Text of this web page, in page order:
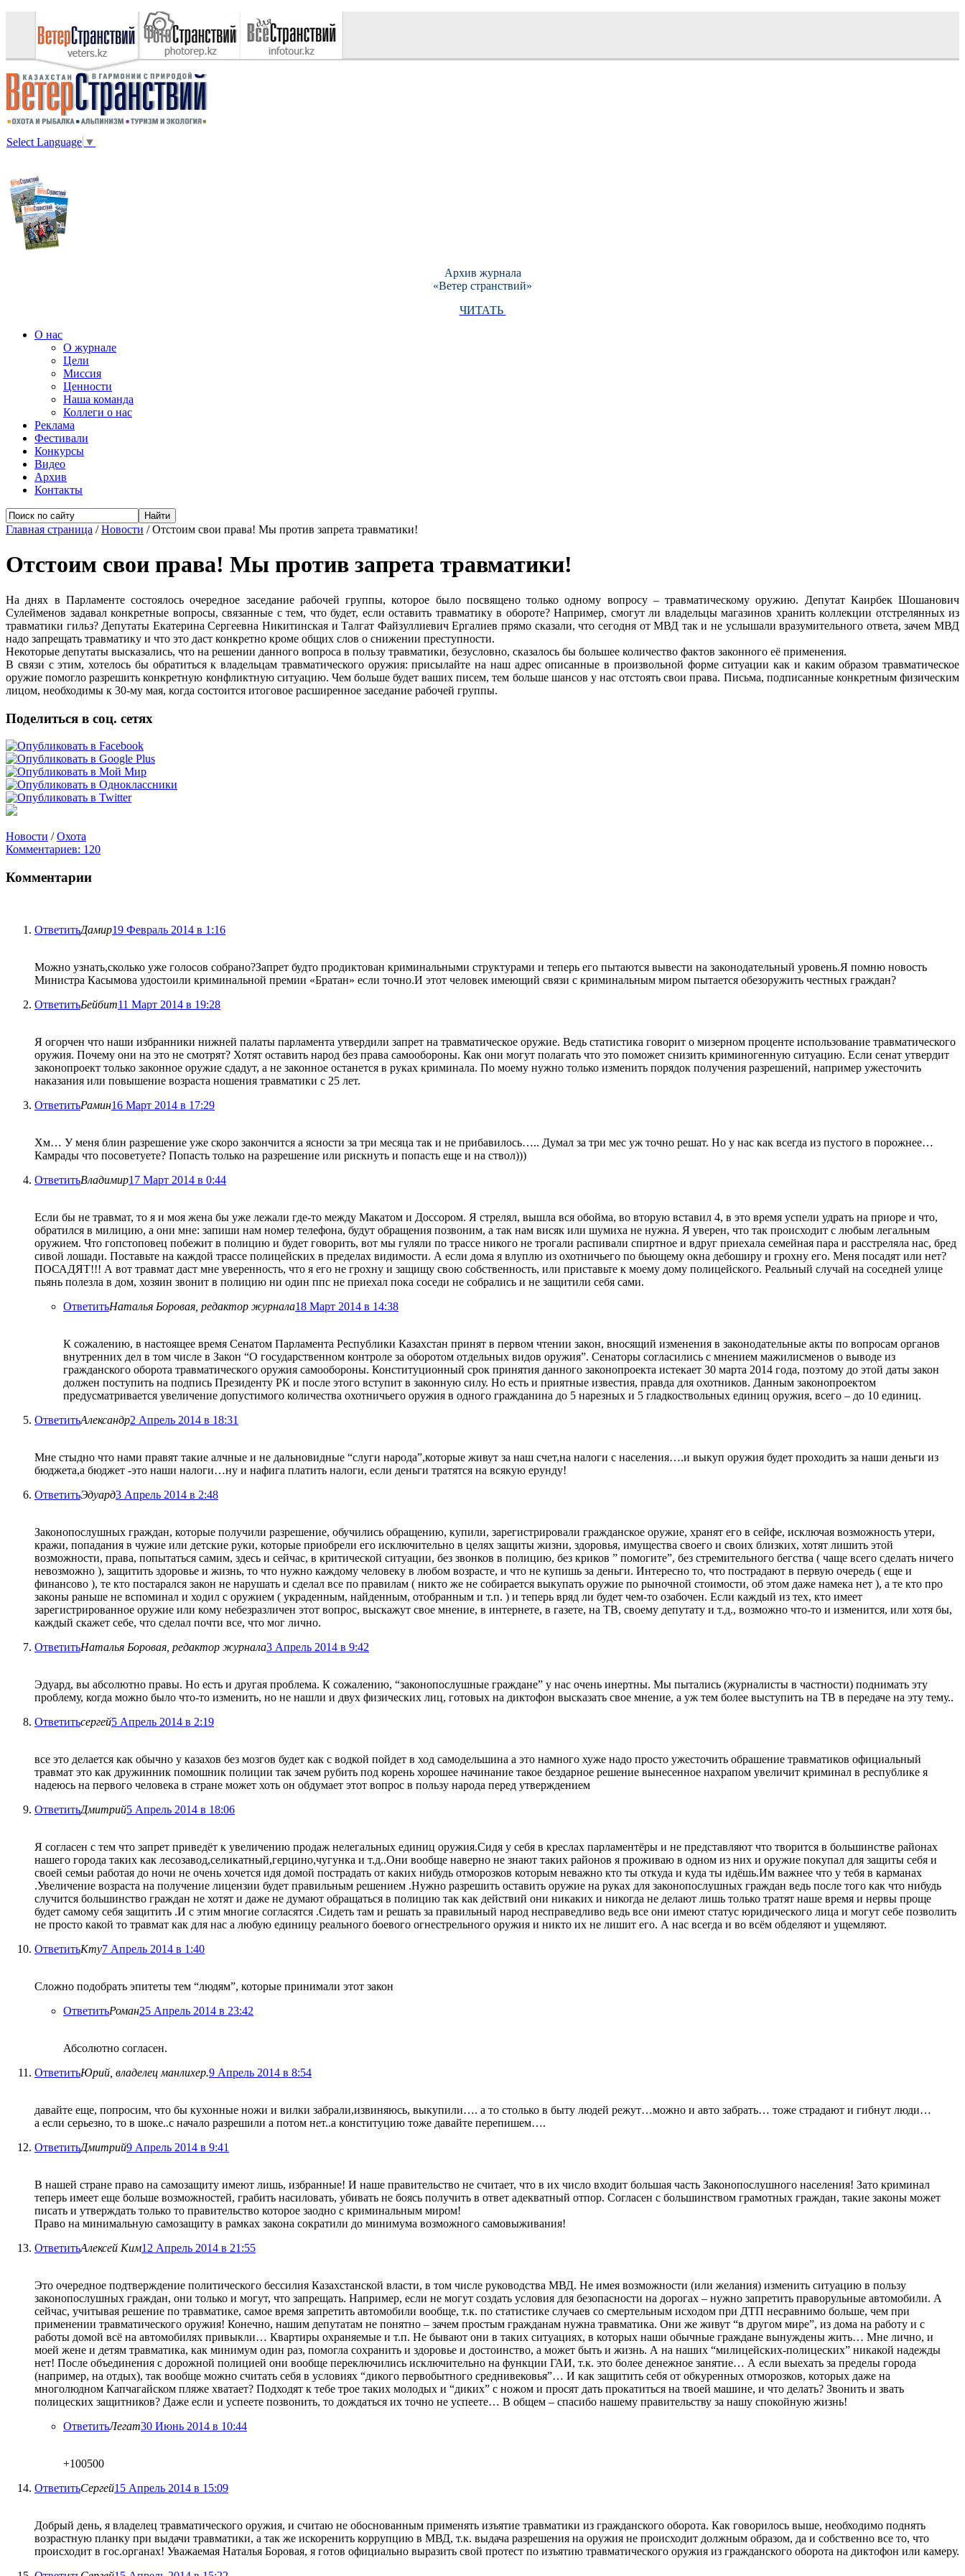
Select Language ▼
Архив журнала
«Ветер странствий»
ЧИТАТЬ
О нас
О журнале
Цели
Миссия
Ценности
Наша команда
Коллеги о нас
Реклама
Фестивали
Конкурсы
Видео
Архив
Контакты
Главная страница /Новости /Отстоим свои права! Мы против запрета травматики!
Отстоим свои права! Мы против запрета травматики!
На днях в Парламенте состоялось очередное заседание рабочей группы, которое было посвящено только одному вопросу – травматическому оружию. Депутат Каирбек Шошанович
Сулейменов задавал конкретные вопросы, связанные с тем, что будет, если оставить травматику в обороте? Например, смогут ли владельцы магазинов хранить коллекции отстрелянных из
травматики гильз? Депутаты Екатерина Сергеевна Никитинская и Талгат Файзуллиевич Ергалиев прямо сказали, что сегодня от МВД так и не услышали вразумительного ответа, зачем МВД
надо запрещать травматику и что это даст конкретно кроме общих слов о снижении преступности.
Некоторые депутаты высказались, что на решении данного вопроса в пользу травматики, безусловно, сказалось бы большее количество фактов законного её применения.
В связи с этим, хотелось бы обратиться к владельцам травматического оружия: присылайте на наш адрес описанные в произвольной форме ситуации как и каким образом травматическое
оружие помогло разрешить конкретную конфликтную ситуацию. Чем больше будет ваших писем, тем больше шансов у нас отстоять свои права. Письма, подписанные конкретным физическим
лицом, необходимы к 30-му мая, когда состоится итоговое расширенное заседание рабочей группы.
Поделиться в соц. сетях
Новости /Охота
Комментариев: 120
Комментарии
ОтветитьДамир19 Февраль 2014 в 1:16
Можно узнать,сколько уже голосов собрано?Запрет будто продиктован криминальными структурами и теперь его пытаются вывести на законодательный уровень.Я помню новость
Министра Касымова удостоили криминальной премии «Братан» если точно.И этот человек имеющий связи с криминальным миром пытается обезоружить честных граждан?
ОтветитьБейбит11 Март 2014 в 19:28
Я огорчен что наши избранники нижней палаты парламента утвердили запрет на травматическое оружие. Ведь статистика говорит о мизерном проценте использование травматического
оружия. Почему они на это не смотрят? Хотят оставить народ без права самообороны. Как они могут полагать что это поможет снизить криминогенную ситуацию. Если сенат утвердит
законопроект только законное оружие сдадут, а не законное останется в руках криминала. По моему нужно только изменить порядок получения разрешений, например ужесточить
наказания или повышение возраста ношения травматики с 25 лет.
ОтветитьРамин16 Март 2014 в 17:29
Хм… У меня блин разрешение уже скоро закончится а ясности за три месяца так и не прибавилось….. Думал за три мес уж точно решат. Но у нас как всегда из пустого в порожнее…
Камрады что посоветуете? Попасть только на разрешение или рискнуть и попасть еще и на ствол)))
ОтветитьВладимир17 Март 2014 в 0:44
Если бы не травмат, то я и моя жена бы уже лежали где-то между Макатом и Доссором. Я стрелял, вышла вся обойма, во вторую вставил 4, в это время успели удрать на приоре и что,
обратился в милицию, а они мне: запиши нам номер телефона, будут обращения позвоним, а так нам висяк или шумиха не нужна. Я уверен, что так происходит с любым легальным
оружием. Что гопстоповец побежит в полицию и будет говорить, вот мы гуляли по трассе никого не трогали распивали спиртное и вдруг приехала семейная пара и расстреляла нас, бред
сивой лошади. Поставьте на каждой трассе полицейских в пределах видимости. А если дома я влуплю из охотничьего по бьющему окна дебоширу и грохну его. Меня посадят или нет?
ПОСАДЯТ!!! А вот травмат даст мне уверенность, что я его не грохну и защищу свою собственность, или приставьте к моему дому полицейского. Реальный случай на соседней улице
пьянь полезла в дом, хозяин звонит в полицию ни один ппс не приехал пока соседи не собрались и не защитили себя сами.
ОтветитьНаталья Боровая, редактор журнала18 Март 2014 в 14:38
К сожалению, в настоящее время Сенатом Парламента Республики Казахстан принят в первом чтении закон, вносящий изменения в законодательные акты по вопросам органов
внутренних дел в том числе в Закон “О государственном контроле за оборотом отдельных видов оружия”. Сенаторы согласились с мнением мажилисменов о выводе из
гражданского оборота травматического оружия самообороны. Конституционный срок принятия данного законопроекта истекает 30 марта 2014 года, поэтому до этой даты закон
должен поступить на подпись Президенту РК и после этого вступит в законную силу. Но есть и приятные известия, правда для охотников. Данным законопроектом
предусматривается увеличение допустимого количества охотничьего оружия в одного гражданина до 5 нарезных и 5 гладкоствольных единиц оружия, всего – до 10 единиц.
ОтветитьАлександр2 Апрель 2014 в 18:31
Мне стыдно что нами правят такие алчные и не дальновидные “слуги народа”,которые живут за наш счет,на налоги с населения….и выкуп оружия будет проходить за наши деньги из
бюджета,а бюджет -это наши налоги…ну и нафига платить налоги, если деньги тратятся на всякую ерунду!
ОтветитьЭдуард3 Апрель 2014 в 2:48
Законопослушных граждан, которые получили разрешение, обучились обращению, купили, зарегистрировали гражданское оружие, хранят его в сейфе, исключая возможность утери,
кражи, попадания в чужие или детские руки, которые приобрели его исключительно в целях защиты жизни, здоровья, имущества своего и своих близких, хотят лишить этой
возможности, права, попытаться самим, здесь и сейчас, в критической ситуации, без звонков в полицию, без криков ” помогите”, без стремительного бегства ( чаще всего сделать ничего
невозможно ), защитить здоровье и жизнь, то что нужно каждому человеку в любом возрасте, и что не купишь за деньги. Интересно то, что пострадают в первую очередь ( еще и
финансово ), те кто постарался закон не нарушать и сделал все по правилам ( никто же не собирается выкупать оружие по рыночной стоимости, об этом даже намека нет ), а те кто про
законы раньше не вспоминал и ходил с оружием ( украденным, найденным, отобранным и т.п. ) и теперь вряд ли будет чем-то озабочен. Если каждый из тех, кто имеет
зарегистрированное оружие или кому небезразличен этот вопрос, выскажут свое мнение, в интернете, в газете, на ТВ, своему депутату и т.д., возможно что-то и изменится, или хотя бы,
каждый скажет себе, что сделал почти все, что мог лично.
ОтветитьНаталья Боровая, редактор журнала3 Апрель 2014 в 9:42
Эдуард, вы абсолютно правы. Но есть и другая проблема. К сожалению, “законопослушные граждане” у нас очень инертны. Мы пытались (журналисты в частности) поднимать эту
проблему, когда можно было что-то изменить, но не нашли и двух физических лиц, готовых на диктофон высказать свое мнение, а уж тем более выступить на ТВ в передаче на эту тему..
Ответитьсергей5 Апрель 2014 в 2:19
все это делается как обычно у казахов без мозгов будет как с водкой пойдет в ход самодельшина а это намного хуже надо просто ужесточить обрашение травматиков официальный
травмат это как дружинник помошник полиции так зачем рубить под корень хорошее начинание такое бездарное решение вынесенное нахрапом увеличит криминал в республике я
надеюсь на первого человека в стране может хоть он обдумает этот вопрос в пользу народа перед утверждением
ОтветитьДмитрий5 Апрель 2014 в 18:06
Я согласен с тем что запрет приведёт к увеличению продаж нелегальных единиц оружия.Сидя у себя в креслах парламентёры и не представляют что творится в большинстве районах
нашего города таких как лесозавод,селикатный,герцино,чугунка и т.д..Они вообще наверно не знают таких районов я проживаю в одном из них и оружие покупал для защиты себя и
своей семьи работая до ночи не очень хочется идя домой пострадать от каких нибудь отморозков которым неважно кто ты откуда и куда ты идёшь.Им важнее что у тебя в карманах
.Увеличение возраста на получение лицензии будет правильным решением .Нужно разрешить оставить оружие на руках для законопослушных граждан ведь после того как что нибудь
случится большинство граждан не хотят и даже не думают обращаться в полицию так как действий они никаких и никогда не делают лишь только тратят наше время и нервы проще
будет самому себя защитить .И с этим многие согласятся .Cидеть там и решать за правильный народ несправедливо ведь все они имеют статус юридического лица и могут себе позволить
не просто какой то травмат как для нас а любую единицу реального боевого огнестрельного оружия и никто их не лишит его. А нас всегда и во всём обделяют и ущемляют.
ОтветитьКту7 Апрель 2014 в 1:40
Сложно подобрать эпитеты тем “людям”, которые принимали этот закон
ОтветитьРоман25 Апрель 2014 в 23:42
Абсолютно согласен.
ОтветитьЮрий, владелец манлихер.9 Апрель 2014 в 8:54
давайте еще, попросим, что бы кухонные ножи и вилки забрали,извиняюсь, выкупили…. а то столько в быту людей режут…можно и авто забрать… тоже страдают и гибнут люди…
а если серьезно, то в шоке..с начало разрешили а потом нет..а конституцию тоже давайте перепишем….
ОтветитьДмитрий9 Апрель 2014 в 9:41
В нашей стране право на самозащиту имеют лишь, избранные! И наше правительство не считает, что в их число входит большая часть Законопослушного населения! Зато криминал
теперь имеет еще больше возможностей, грабить насиловать, убивать не боясь получить в ответ адекватный отпор. Согласен с большинством грамотных граждан, такие законы может
писать и утверждать только то правительство которое заодно с криминальным миром!
Право на минимальную самозащиту в рамках закона сократили до минимума возможного самовыживания!
ОтветитьАлексей Ким12 Апрель 2014 в 21:55
Это очередное подтверждение политического бессилия Казахстанской власти, в том числе руководства МВД. Не имея возможности (или желания) изменить ситуацию в пользу
законопослушных граждан, они только и могут, что запрещать. Например, если не могут создать условия для безопасности на дорогах – нужно запретить праворульные автомобили. А
сейчас, учитывая решение по травматике, самое время запретить автомобили вообще, т.к. по статистике случаев со смертельным исходом при ДТП несравнимо больше, чем при
применении травматического оружия! Конечно, нашим депутатам не понятно – зачем простым гражданам нужна травматика. Они же живут “в другом мире”, из дома на работу и с
работы домой всё на автомобилях привыкли… Квартиры охраняемые и т.п. Не бывают они в таких ситуациях, в которых наши обычные граждане вынуждены жить… Мне лично, и
моей жене и детям травматика, как минимум один раз, помогла сохранить и здоровье и достоинство, а может быть и жизнь. А на наших “милицейских-полицеских” никакой надежды
нет! После объединения с дорожной полицией они вообще переключились исключительно на функции ГАИ, т.к. это более денежное занятие… А если выехать за пределы города
(например, на отдых), так вообще можно считать себя в условиях “дикого первобытного среднивековья”… И как защитить себя от обкуренных отморозков, которых даже на
многолюдном Капчагайском пляже хватает? Подходят к тебе трое таких молодых и “диких” с ножом и просят дать прокатиться на твоей машине, и что делать? Звонить и звать
полицеских защитников? Даже если и успеете позвонить, то дождаться их точно не успеете… В общем – спасибо нашему правительству за нашу спокойную жизнь!
ОтветитьЛегат30 Июнь 2014 в 10:44
+100500
ОтветитьСергей15 Апрель 2014 в 15:09
Добрый день, я владелец травматического оружия, и считаю не обоснованным применять изъятие травматики из гражданского оборота. Как говорилось выше, необходимо поднять
возрастную планку при выдачи травматики, а так же искоренить коррупцию в МВД, т.к. выдача разрешения на оружия не происходит должным образом, да и собственно все то, что
происходит в гос.органах! Уважаемая Наталья Боровая, я готов официально выразить свой протест по изъятию травматического оружия из гражданского оборота на диктофон или камеру.